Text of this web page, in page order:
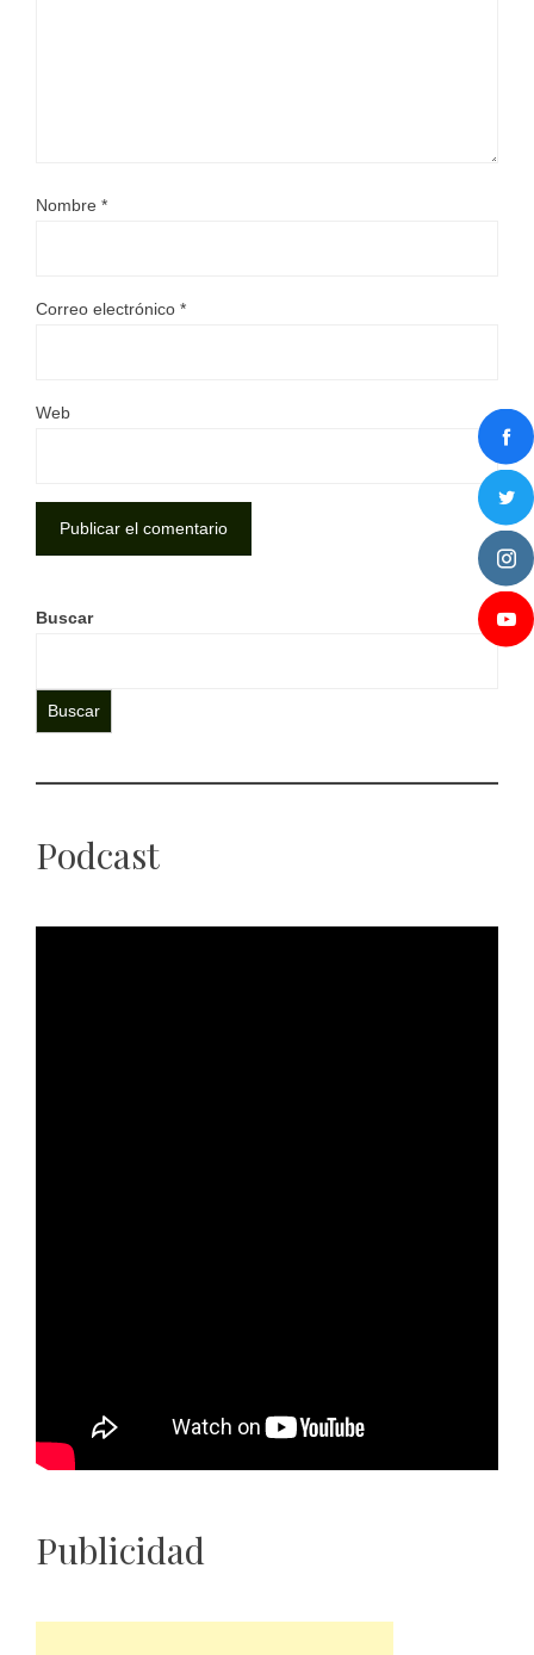
Nombre *
Correo electrónico *
Web
Buscar
Buscar
Podcast
Publicidad